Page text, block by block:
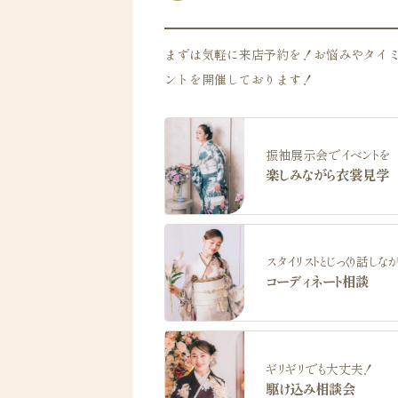
まずは気軽に来店予約を！お悩みやタイ
ントを開催しております！
振袖展示会でイベントを
楽しみながら衣裳見学
スタイリストとじっくり話しな
コーディネート相談
ギリギリでも大丈夫！
駆け込み相談会